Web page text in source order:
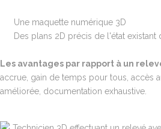
Une maquette numérique 3D
Des plans 2D précis de l'état existant
Les avantages par rapport à un
accrue, gain de temps pour tous, accès
améliorée, documentation exhaustive.